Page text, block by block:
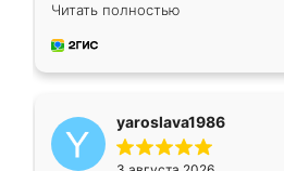
довольны работой.
мебель за качественную
Читать полностью
yaroslava1986